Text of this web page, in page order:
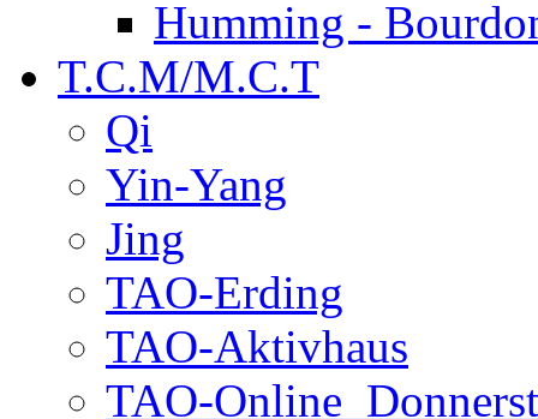
Humming -
T.C.M/M.C.T
Qi
Yin-Yang
Jing
TAO-Erding
TAO-Aktivhaus
TAO-